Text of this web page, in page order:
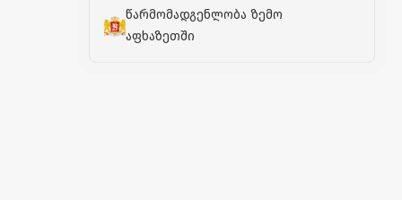
წარმომადგენლობა ზემო
აფხაზეთში